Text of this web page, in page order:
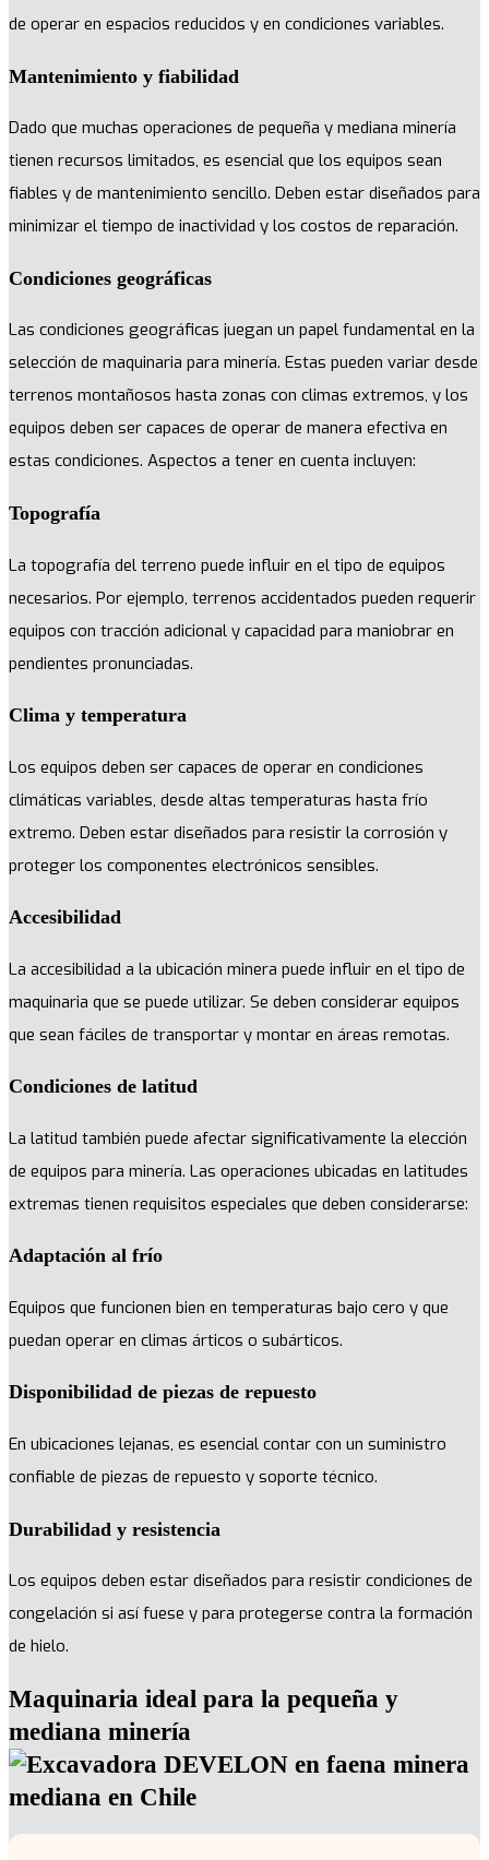
de operar en espacios reducidos y en condiciones variables.
Mantenimiento y fiabilidad
Dado que muchas operaciones de pequeña y mediana minería
tienen recursos limitados, es esencial que los equipos sean
fiables y de mantenimiento sencillo. Deben estar diseñados para
minimizar el tiempo de inactividad y los costos de reparación.
Condiciones geográficas
Las condiciones geográficas juegan un papel fundamental en la
selección de maquinaria para minería. Estas pueden variar desde
terrenos montañosos hasta zonas con climas extremos, y los
equipos deben ser capaces de operar de manera efectiva en
estas condiciones. Aspectos a tener en cuenta incluyen:
Topografía
La topografía del terreno puede influir en el tipo de equipos
necesarios. Por ejemplo, terrenos accidentados pueden requerir
equipos con tracción adicional y capacidad para maniobrar en
pendientes pronunciadas.
Clima y temperatura
Los equipos deben ser capaces de operar en condiciones
climáticas variables, desde altas temperaturas hasta frío
extremo. Deben estar diseñados para resistir la corrosión y
proteger los componentes electrónicos sensibles.
Accesibilidad
La accesibilidad a la ubicación minera puede influir en el tipo de
maquinaria que se puede utilizar. Se deben considerar equipos
que sean fáciles de transportar y montar en áreas remotas.
Condiciones de latitud
La latitud también puede afectar significativamente la elección
de equipos para minería. Las operaciones ubicadas en latitudes
extremas tienen requisitos especiales que deben considerarse:
Adaptación al frío
Equipos que funcionen bien en temperaturas bajo cero y que
puedan operar en climas árticos o subárticos.
Disponibilidad de piezas de repuesto
En ubicaciones lejanas, es esencial contar con un suministro
confiable de piezas de repuesto y soporte técnico.
Durabilidad y resistencia
Los equipos deben estar diseñados para resistir condiciones de
congelación si así fuese y para protegerse contra la formación
de hielo.
Maquinaria ideal para la pequeña y
mediana minería